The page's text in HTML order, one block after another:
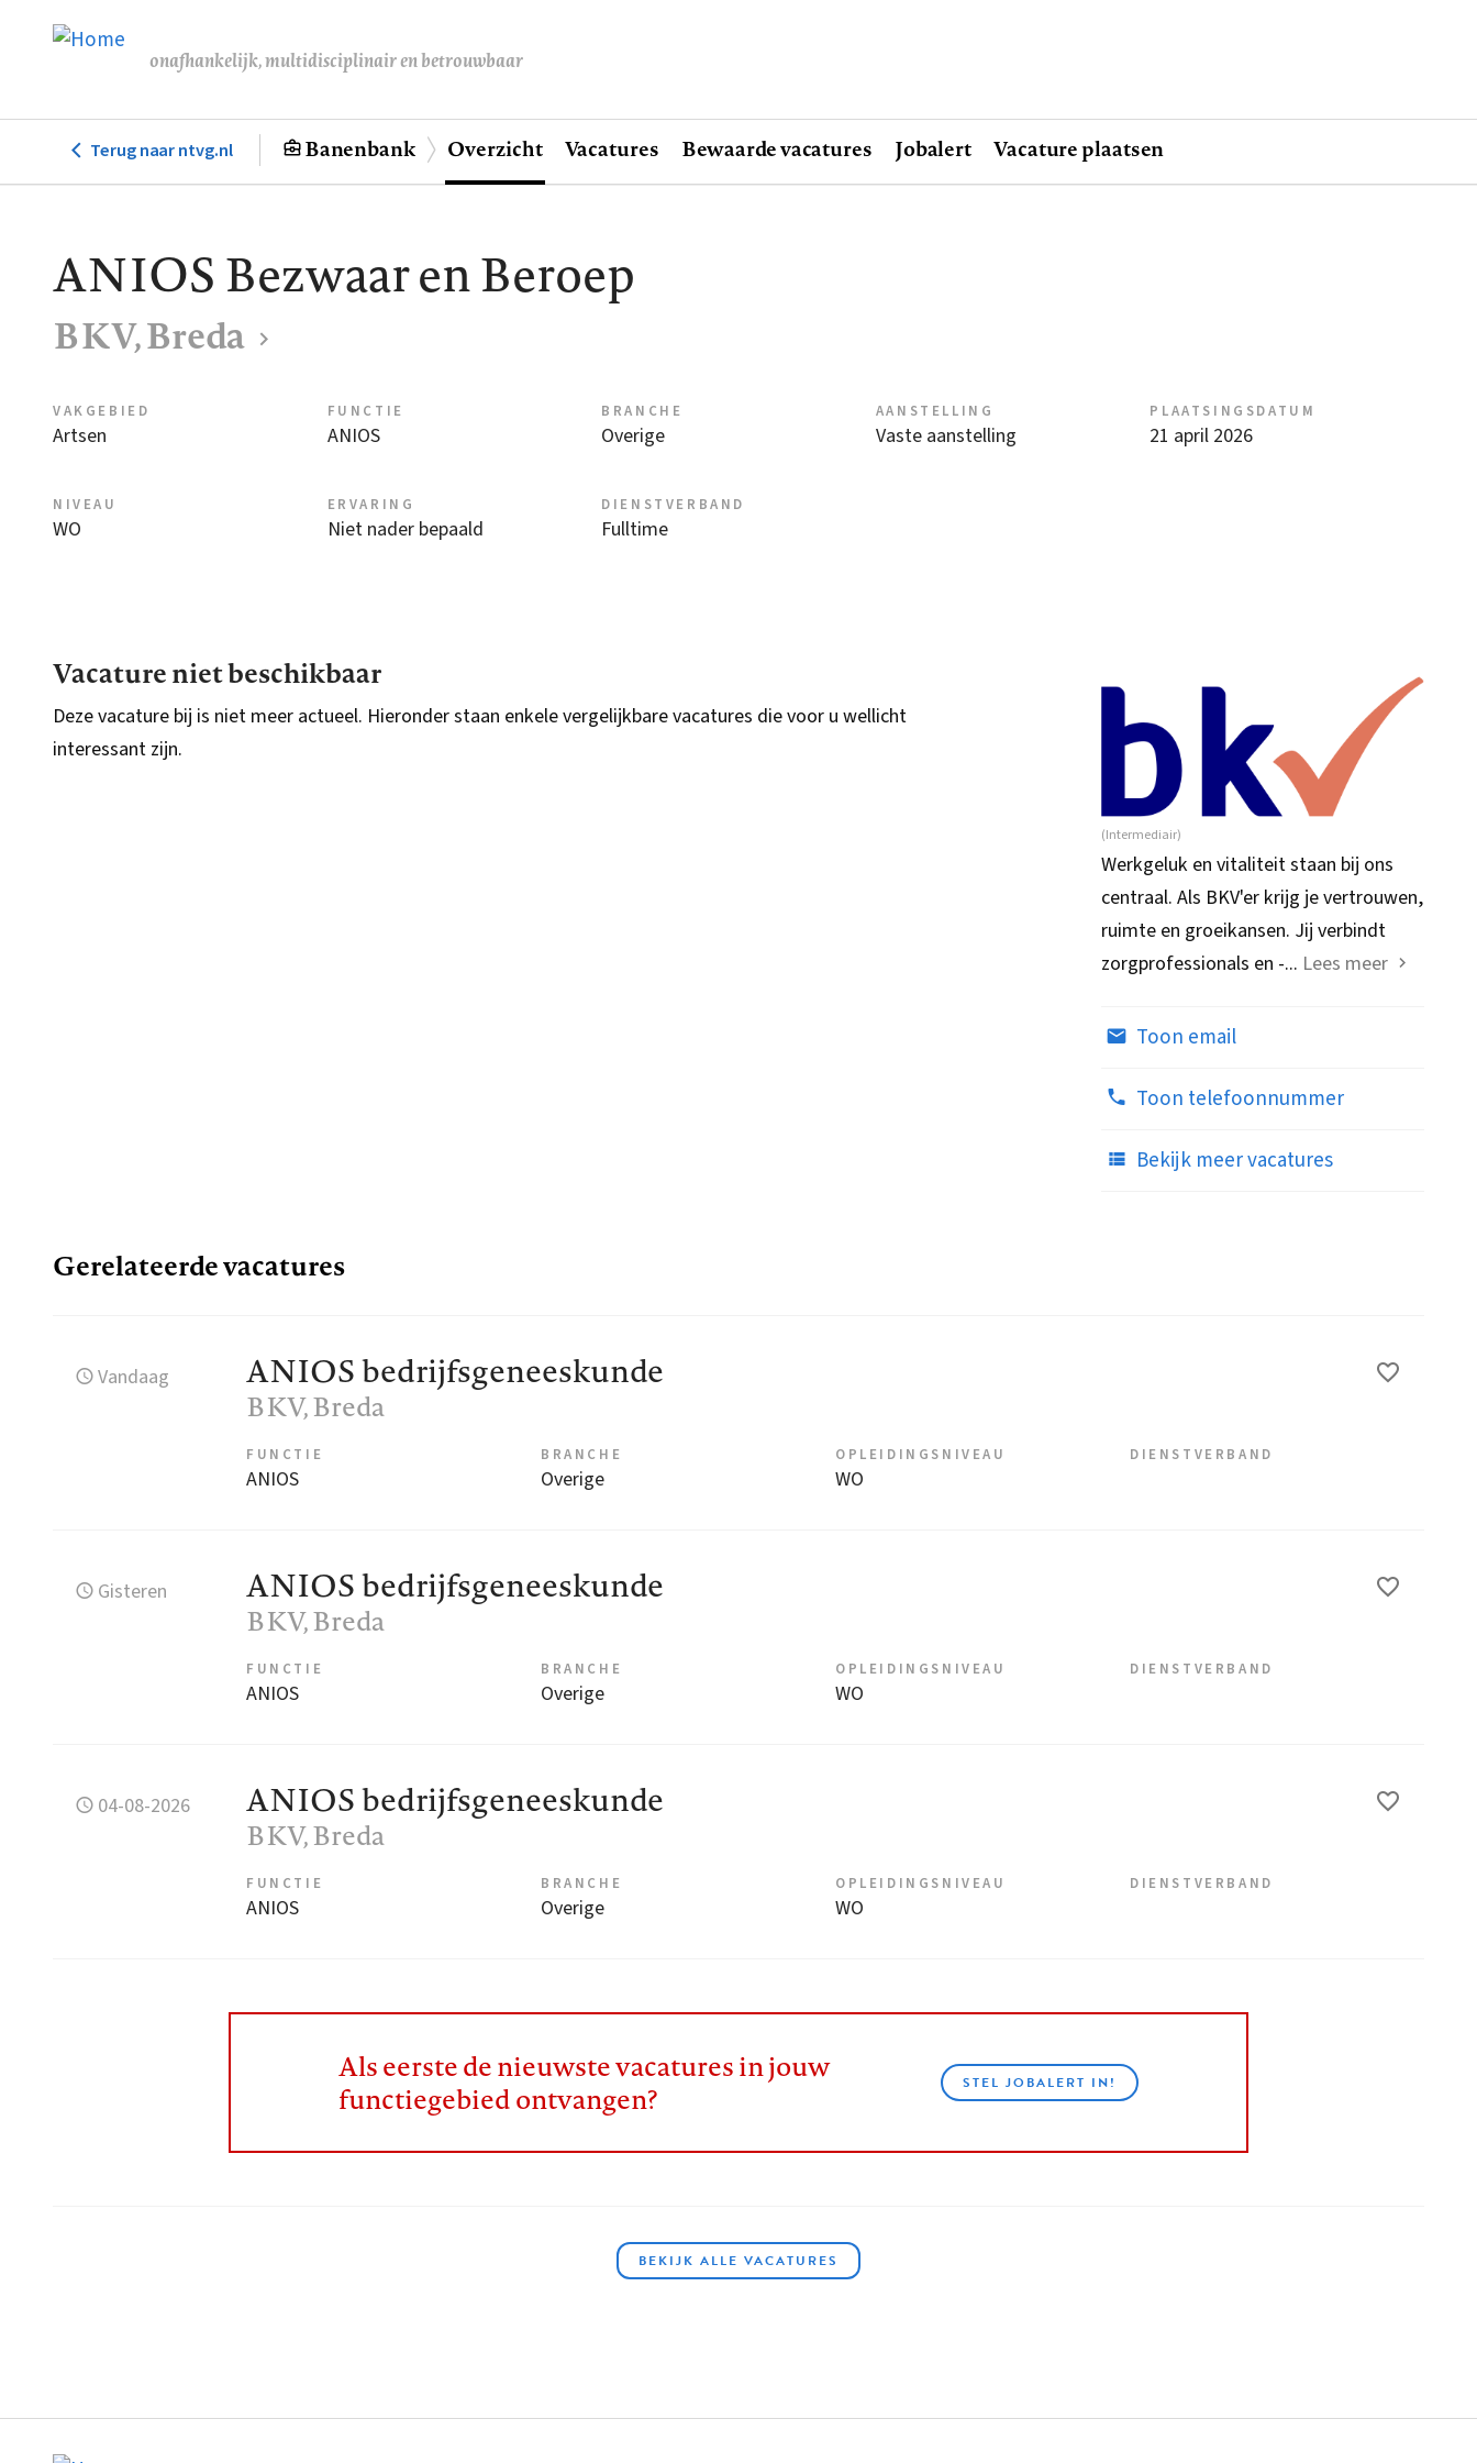
de
onafhankelijk, multidisciplinair en betrouwbaar
Hoofdnavigatie
Terug naar ntvg.nl Banenbank Overzicht Vacatures Bewaarde vacatures Jobalert Vacature plaatsen
ANIOS Bezwaar en Beroep
BKV, Breda
VAKGEBIED
Artsen
FUNCTIE
ANIOS
BRANCHE
Overige
AANSTELLING
Vaste aanstelling
PLAATSINGSDATUM
21 april 2026
NIVEAU
WO
ERVARING
Niet nader bepaald
DIENSTVERBAND
Fulltime
Vacature niet beschikbaar
Deze vacature bij is niet meer actueel. Hieronder staan enkele vergelijkbare vacatures die voor u wellicht
interessant zijn.
(Intermediair)
Werkgeluk en vitaliteit staan bij ons
centraal. Als BKV'er krijg je vertrouwen,
ruimte en groeikansen. Jij verbindt
zorgprofessionals en -... Lees meer
Toon email
Toon telefoonnummer
Bekijk meer vacatures
Gerelateerde vacatures
Vandaag ANIOS bedrijfsgeneeskunde
BKV, Breda
FUNCTIE
ANIOS
BRANCHE
Overige
OPLEIDINGSNIVEAU
WO
DIENSTVERBAND
Gisteren ANIOS bedrijfsgeneeskunde
BKV, Breda
FUNCTIE
ANIOS
BRANCHE
Overige
OPLEIDINGSNIVEAU
WO
DIENSTVERBAND
04-08-2026 ANIOS bedrijfsgeneeskunde
BKV, Breda
FUNCTIE
ANIOS
BRANCHE
Overige
OPLEIDINGSNIVEAU
WO
DIENSTVERBAND
Als eerste de nieuwste vacatures in jouw
functiegebied ontvangen?
STEL JOBALERT IN!
BEKIJK ALLE VACATURES